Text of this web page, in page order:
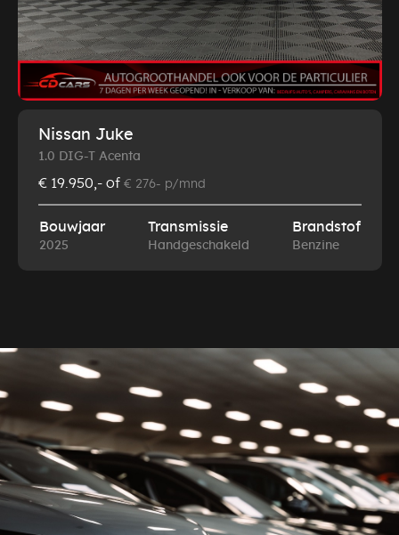
Nissan Juke
1.0 DIG-T Acenta
€ 19.950,- of € 276- p/mnd
Bouwjaar
2025
Transmissie
Handgeschakeld
Brandstof
Benzine